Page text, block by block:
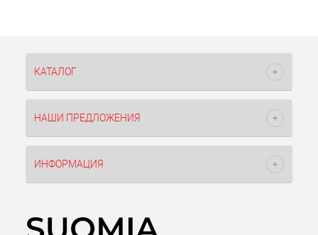
КАТАЛОГ
НАШИ ПРЕДЛОЖЕНИЯ
ИНФОРМАЦИЯ